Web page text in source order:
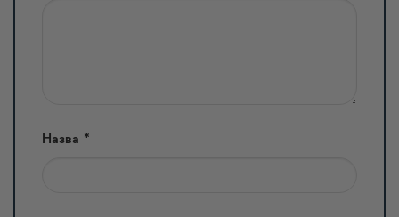
Назва *